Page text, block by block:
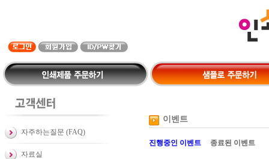
자주하는질문 (FAQ)
자료실
이벤트
진행중인 이벤트 종료된 이벤트